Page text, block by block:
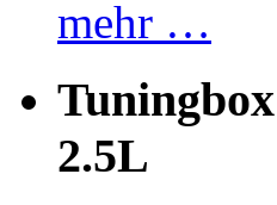
mehr …
2.5L